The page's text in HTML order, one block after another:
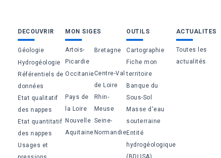
Bas
de
page
DECOUVRIR
Géologie
Hydrogéologie
Référentiels de
données
Etat qualitatif
des nappes
Etat quantitatif
des nappes
Usages et
MON SIGES
Artois-
Picardie
Bretagne
OccitanieCentre-Val
de Loire
Pays de
la Loire
Rhin-
Meuse
Nouvelle
Aquitaine
Seine-
Normandie
OUTILS
Cartographie
Fiche mon
territoire
Banque du
Sous-Sol
Masse d'eau
souterraine
Entité
hydrogéologique
(BDLISA)
ACTUALITES
Toutes les
actualités